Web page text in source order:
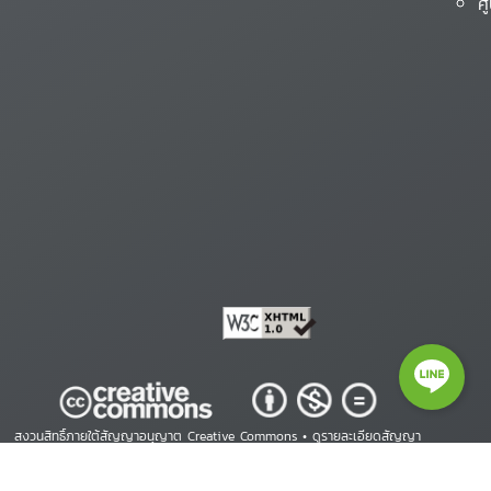
สงวนสิทธิ์ภายใต้สัญญาอนุญาต Creative Commons •ดูรายละเอียดสัญญา